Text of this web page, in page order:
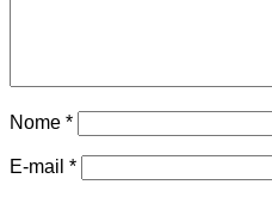
Nome *
E-mail *